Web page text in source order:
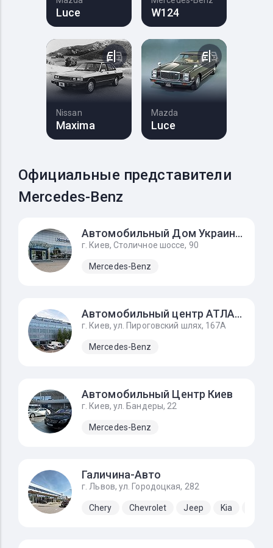
Luce W124
Nissan
Maxima
Mazda
Luce
Официальные представители
Mercedes-Benz
Автомобильный Дом Украина-Мерседес Бенц
г. Киев, Столичное шоссе, 90
Mercedes-Benz
Автомобильный центр АТЛАНТ
г. Киев, ул. Пироговский шлях, 167А
Mercedes-Benz
Автомобильный Центр Киев
г. Киев, ул. Бандеры, 22
Mercedes-Benz
Галичина-Авто
г. Львов, ул. Городоцкая, 282
Chery Chevrolet Jeep Kia